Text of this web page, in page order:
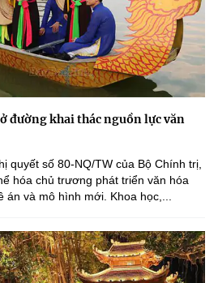
đường khai thác nguồn lực văn
quyết số 80-NQ/TW của Bộ Chính trị,
hóa chủ trương phát triển văn hóa
và mô hình mới. Khoa học,...